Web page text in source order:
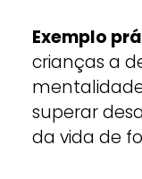
Exemplo
crianças a
superar
da vida de